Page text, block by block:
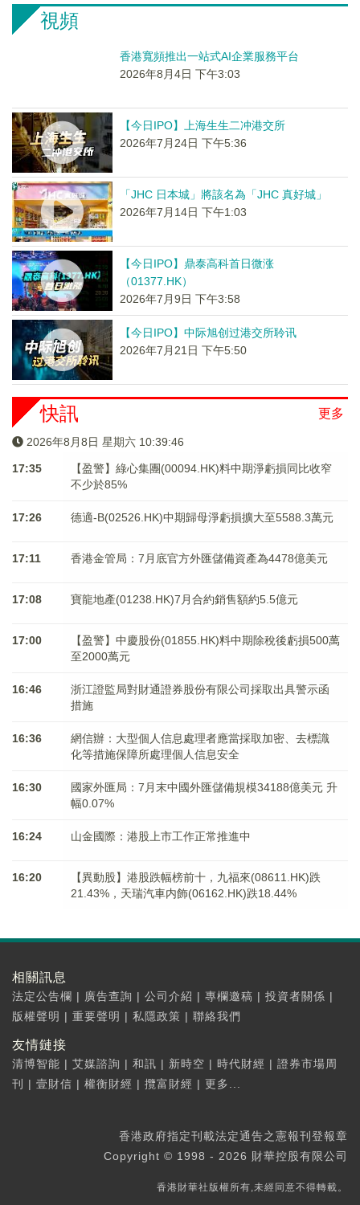
視頻
香港寬頻推出一站式AI企業服務平台
2026年8月4日 下午3:03
【今日IPO】上海生生二冲港交所
2026年7月24日 下午5:36
「JHC 日本城」將該名為「JHC 真好城」
2026年7月14日 下午1:03
【今日IPO】鼎泰高科首日微涨
（01377.HK）
2026年7月9日 下午3:58
【今日IPO】中际旭创过港交所聆讯
2026年7月21日 下午5:50
更多
快訊
2026年8月8日 星期六 10:39:46
17:35
【盈警】綠心集團(00094.HK)料中期淨虧損同比收窄
不少於85%
17:26 德適-B(02526.HK)中期歸母淨虧損擴大至5588.3萬元
17:11 香港金管局：7月底官方外匯儲備資產為4478億美元
17:08 寶龍地產(01238.HK)7月合約銷售額約5.5億元
17:00
【盈警】中慶股份(01855.HK)料中期除稅後虧損500萬
至2000萬元
16:46
浙江證監局對財通證券股份有限公司採取出具警示函
措施
16:36
網信辦：大型個人信息處理者應當採取加密、去標識
化等措施保障所處理個人信息安全
16:30
國家外匯局：7月末中國外匯儲備規模34188億美元 升
幅0.07%
16:24 山金國際：港股上市工作正常推進中
16:20
【異動股】港股跌幅榜前十，九福來(08611.HK)跌
21.43%，天瑞汽車内飾(06162.HK)跌18.44%
相關訊息
法定公告欄 | 廣告查詢 | 公司介紹 | 專欄邀稿 | 投資者關係 |
版權聲明 | 重要聲明 | 私隱政策 | 聯絡我們
友情鏈接
清博智能 | 艾媒諮詢 | 和訊 | 新時空 | 時代財經 | 證券市場周
刊
| 壹財信 | 權衡財經 | 攬富財經 | 更多...
香港政府指定刊載法定通告之憲報刊登報章
Copyright © 1998 - 2026 財華控股有限公司
香港財華社版權所有,未經同意不得轉載。